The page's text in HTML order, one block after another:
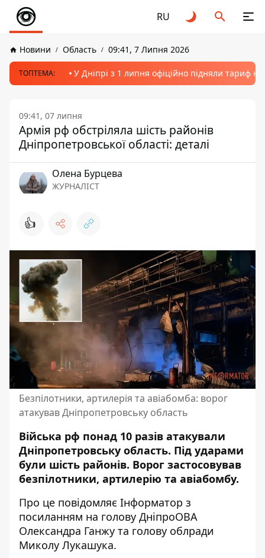
RU
Новини Область 09:41, 7 Липня 2026
ТОПТЕМА: У Дніпрі з 1 липня офіційно підняли тариф
09:41, 07 липня
Армія рф обстріляла шість районів
Дніпропетровської області: деталі
Олена Бурцева
ЖУРНАЛІСТ
👍
Безпілотники, артилерія та авіабомба: ворог
атакував Дніпропетровську область
Війська рф понад 10 разів атакували
Дніпропетровську область. Під ударами
були шість районів. Ворог застосовував
безпілотники, артилерію та авіабомбу.
Про це повідомляє Інформатор з
посиланням на голову ДніпроОВА
Олександра Ганжу та голову облради
Миколу Лукашука.